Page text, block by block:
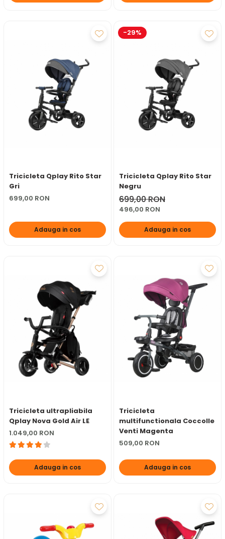
Tricicleta Qplay Rito Star
Gri
699,00 RON
Adauga in cos
-29%
Tricicleta Qplay Rito Star
Negru
699,00 RON
496,00 RON
Adauga in cos
Tricicleta ultrapliabila
Qplay Nova Gold Air LE
1.049,00 RON
Adauga in cos
Tricicleta
multifunctionala Coccolle
Venti Magenta
509,00 RON
Adauga in cos